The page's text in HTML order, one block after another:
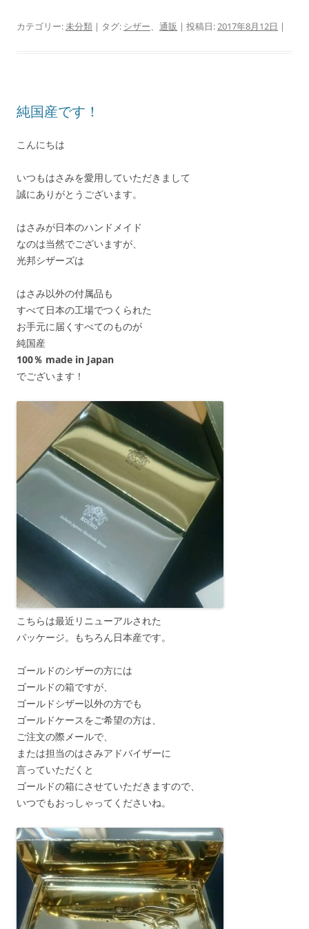
カテゴリー:未分類 | タグ: シザー、 通販 | 投稿日:2017年8月12日 |
純国産です！
こんにちは
いつもはさみを愛用していただきまして
誠にありがとうございます。
はさみが日本のハンドメイド
なのは当然でございますが、
光邦シザーズは
はさみ以外の付属品も
すべて日本の工場でつくられた
お手元に届くすべてのものが
純国産
100％ made in Japan
でございます！
こちらは最近リニューアルされた
パッケージ。もちろん日本産です。
ゴールドのシザーの方には
ゴールドの箱ですが、
ゴールドシザー以外の方でも
ゴールドケースをご希望の方は、
ご注文の際メールで、
または担当のはさみアドバイザーに
言っていただくと
ゴールドの箱にさせていただきますので、
いつでもおっしゃってくださいね。